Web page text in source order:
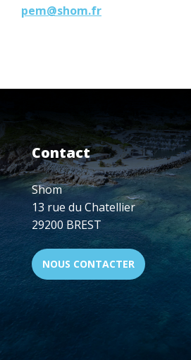
pem@shom.fr
Contact
Shom
13 rue du Chatellier
29200 BREST
NOUS CONTACTER